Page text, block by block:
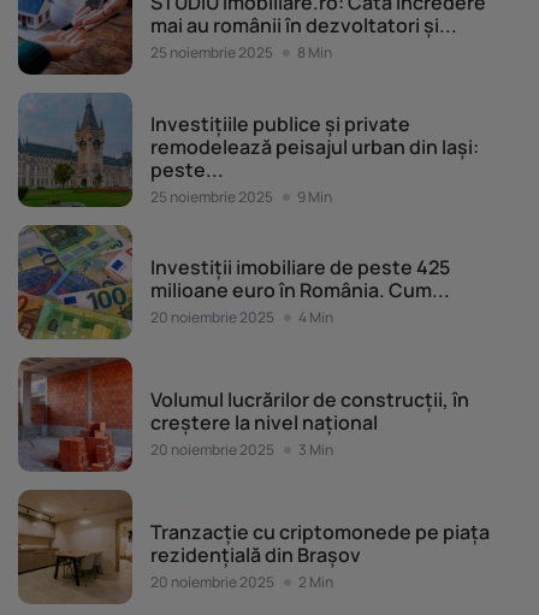
mai au românii în dezvoltatori și...
25 noiembrie 2025 8 Min
Investițiile publice și private
remodelează peisajul urban din Iași:
peste...
25 noiembrie 2025 9 Min
Investiții imobiliare de peste 425
milioane euro în România. Cum...
20 noiembrie 2025 4 Min
Volumul lucrărilor de construcții, în
creștere la nivel național
20 noiembrie 2025 3 Min
Tranzacție cu criptomonede pe piața
rezidențială din Brașov
20 noiembrie 2025 2 Min
scanarea dispozitivului.
Listă parteneri (furnizori)